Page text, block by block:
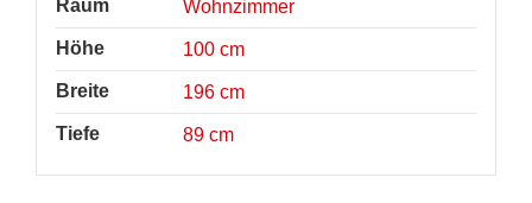
Raum Wohnzimmer
Höhe 100 cm
Breite 196 cm
Tiefe 89 cm